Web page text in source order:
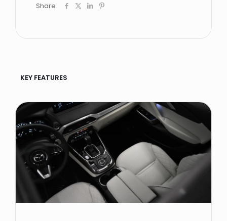
Share
KEY FEATURES